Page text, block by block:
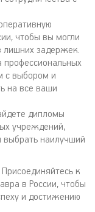
чтобы вы могли
лишних задержек.
с выбором и
на все ваши
дипломы
учреждений,
выбрать наилучший
к
в России, чтобы
и достижению